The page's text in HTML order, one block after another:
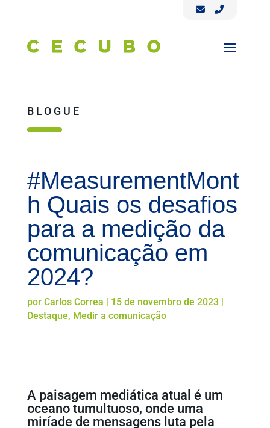
BLOGUE
#MeasurementMont
h Quais os desafios
para a medição da
comunicação em
2024?
por Carlos Correa | 15 de novembro de 2023|
Destaque, Medir a comunicação
A paisagem mediática atual é um
oceano tumultuoso, onde uma
miríade de mensagens luta pela